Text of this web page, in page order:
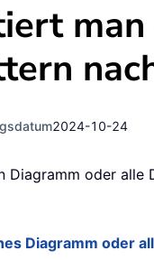
man
2024-10-24
Diagramm oder
Diagramm oder